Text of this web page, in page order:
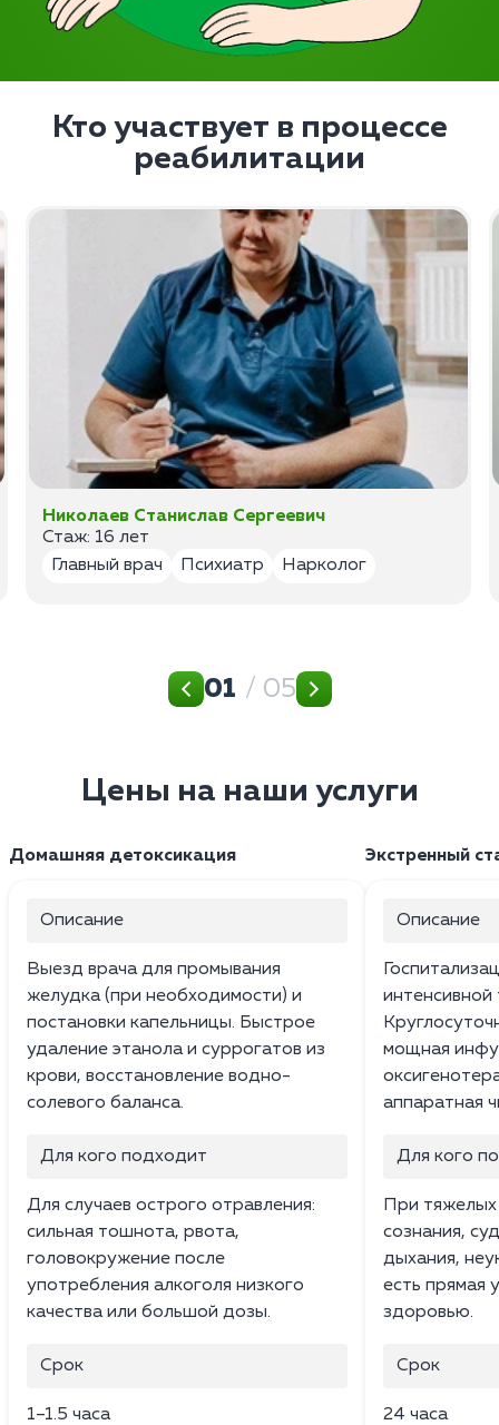
Кто участвует в процессе
реабилитации
Николаев Станислав Сергеевич
Стаж: 16 лет
Главный врач
Психиатр Нарколог
01 / 05
Цены на наши услуги
Домашняя детоксикация
Описание
Выезд врача для промывания
желудка (при необходимости) и
постановки капельницы. Быстрое
удаление этанола и суррогатов из
крови, восстановление водно-
солевого баланса.
Для кого подходит
Для случаев острого отравления:
сильная тошнота, рвота,
головокружение после
употребления алкоголя низкого
качества или большой дозы.
Срок
1–1.5 часа
Экстренный
Описание
интенсивной
мощная
аппаратная
Для кого
При тяжелых
сознания,
дыхания,
есть прямая
здоровью.
Срок
24 часа